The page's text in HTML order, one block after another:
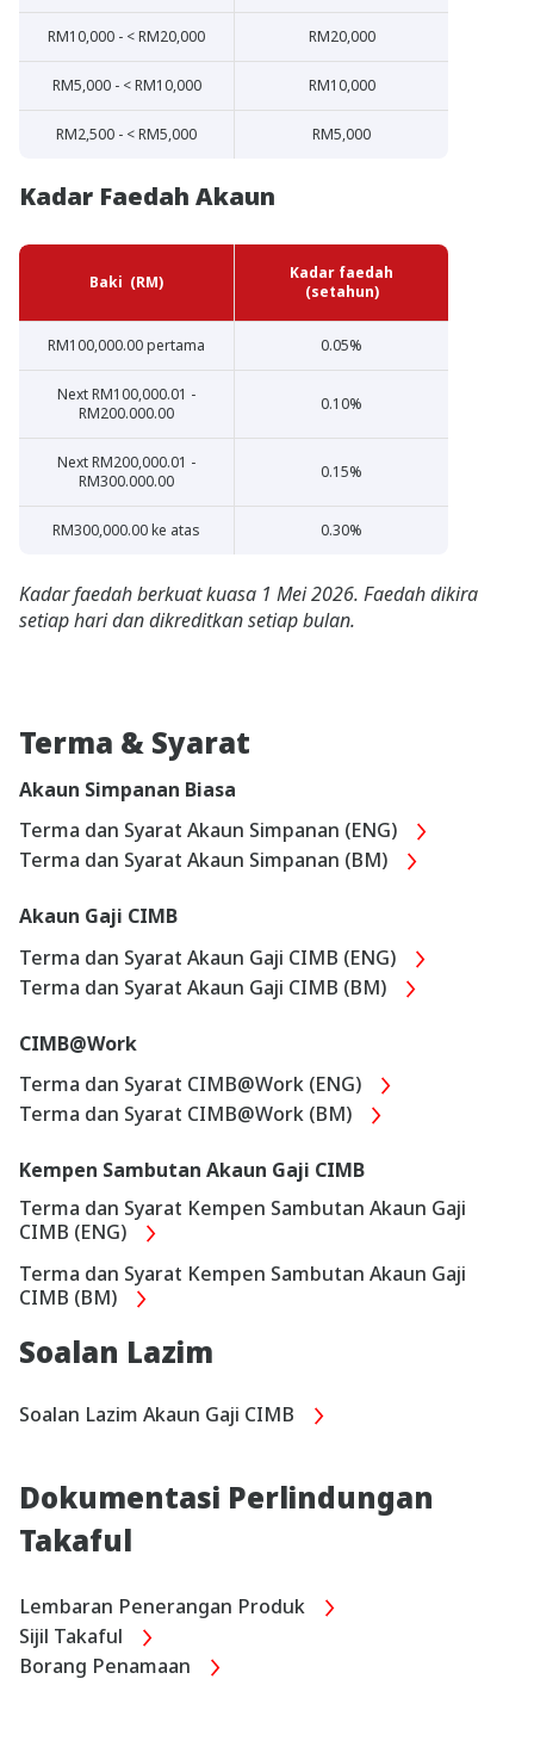
RM10,000 - < RM20,000 RM20,000
RM5,000 - < RM10,000 RM10,000
RM2,500 - < RM5,000 RM5,000
Kadar Faedah Akaun
Baki (RM)
Kadar faedah
(setahun)
RM100,000.00 pertama 0.05%
Next RM100,000.01 -
RM200.000.00
0.10%
Next RM200,000.01 -
RM300.000.00
0.15%
RM300,000.00 ke atas 0.30%
Kadar faedah berkuat kuasa 1 Mei 2026. Faedah dikira
setiap hari dan dikreditkan setiap bulan.
Terma & Syarat
Akaun Simpanan Biasa
Terma dan Syarat Akaun Simpanan (ENG)
Terma dan Syarat Akaun Simpanan (BM)
Akaun Gaji CIMB
Terma dan Syarat Akaun Gaji CIMB (ENG)
Terma dan Syarat Akaun Gaji CIMB (BM)
CIMB@Work
Terma dan Syarat CIMB@Work (ENG)
Terma dan Syarat CIMB@Work (BM)
Kempen Sambutan Akaun Gaji CIMB
Terma dan Syarat Kempen Sambutan Akaun Gaji
CIMB (ENG)
Terma dan Syarat Kempen Sambutan Akaun Gaji
CIMB (BM)
Soalan Lazim
Soalan Lazim Akaun Gaji CIMB
Dokumentasi Perlindungan
Takaful
Lembaran Penerangan Produk
Sijil Takaful
Borang Penamaan